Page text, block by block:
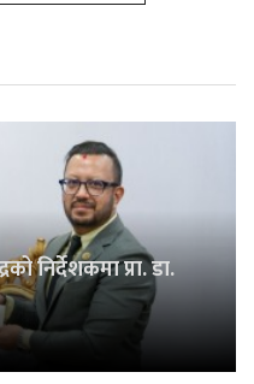
निर्देशकमा प्रा. डा.